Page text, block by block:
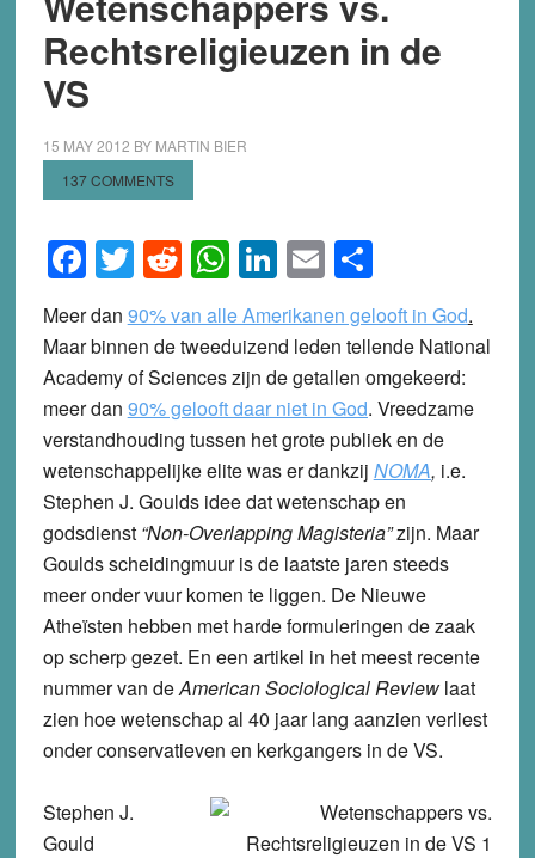
Rechtsreligieuzen in de
VS
15 MAY 2012 BY MARTIN BIER
137 COMMENTS
Facebook
Twitter
Reddit
WhatsApp
LinkedIn
EmailShare
Meer dan 90% van alle Amerikanen gelooft in God.
Maar binnen de tweeduizend leden tellende National
Academy of Sciences zijn de getallen omgekeerd:
meer dan 90% gelooft daar niet in God. Vreedzame
verstandhouding tussen het grote publiek en de
wetenschappelijke elite was er dankzij NOMA, i.e.
Stephen J. Goulds idee dat wetenschap en
godsdienst “Non-Overlapping Magisteria”zijn. Maar
Goulds scheidingmuur is de laatste jaren steeds
meer onder vuur komen te liggen. De Nieuwe
Atheïsten hebben met harde formuleringen de zaak
op scherp gezet. En een artikel in het meest recente
nummer van deAmerican Sociological Reviewlaat
zien hoe wetenschap al 40 jaar lang aanzien verliest
onder conservatieven en kerkgangers in de VS.
Stephen J.
Gould